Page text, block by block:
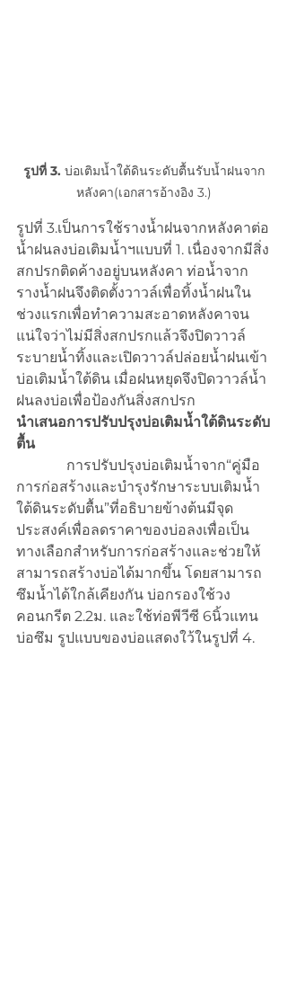
รูปที่ 3. บ่อเติมน้ำใต้ดินระดับตื้นรับน้ำฝนจาก
หลังคา(เอกสารอ้างอิง 3.)
รูปที่ 3.เป็นการใช้รางน้ำฝนจากหลังคาต่อ
น้ำฝนลงบ่อเติมน้ำฯแบบที่ 1. เนื่องจากมีสิ่ง
สกปรกติดค้างอยู่บนหลังคา ท่อน้ำจาก
รางน้ำฝนจึงติดตั้งวาวล์เพื่อทิ้งน้ำฝนใน
ช่วงแรกเพื่อทำความสะอาดหลังคาจน
แน่ใจว่าไม่มีสิ่งสกปรกแล้วจึงปิดวาวล์
ระบายน้ำทิ้งและเปิดวาวล์ปล่อยน้ำฝนเข้า
บ่อเติมน้ำใต้ดิน เมื่อฝนหยุดจึงปิดวาวล์น้ำ
ฝนลงบ่อเพื่อป้องกันสิ่งสกปรก
นำเสนอการปรับปรุงบ่อเติมน้ำใต้ดินระดับ
ตื้น
การปรับปรุงบ่อเติมน้ำจาก“คู่มือ
การก่อสร้างและบำรุงรักษาระบบเติมน้ำ
ใต้ดินระดับตื้น”ที่อธิบายข้างต้นมีจุด
ประสงค์เพื่อลดราคาของบ่อลงเพื่อเป็น
ทางเลือกสำหรับการก่อสร้างและช่วยให้
สามารถสร้างบ่อได้มากขึ้น โดยสามารถ
ซึมน้ำได้ใกล้เคียงกัน บ่อกรองใช้วง
คอนกรีต 2.2ม. และใช้ท่อพีวีซี 6นิ้วแทน
บ่อซึม รูปแบบของบ่อแสดงใว้ในรูปที่ 4.